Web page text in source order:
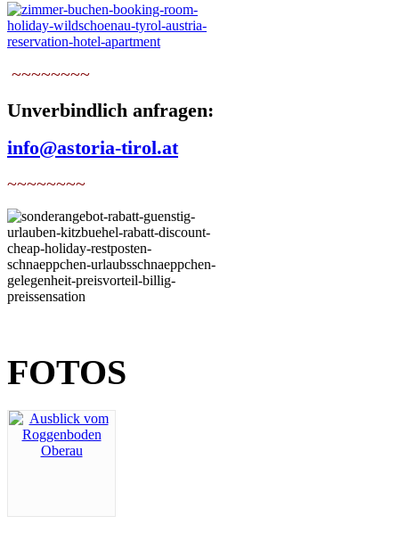
~~~~~~~~
Unverbindlich anfragen:
info@astoria-tirol.at
~~~~~~~~
FOTOS